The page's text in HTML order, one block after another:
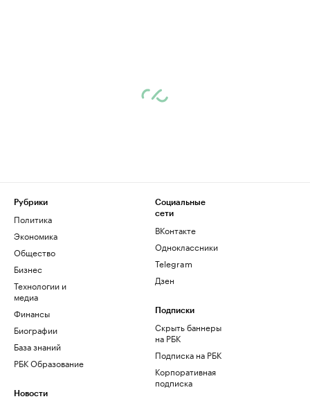
Рубрики
Политика
Экономика
Общество
Бизнес
Технологии и
медиа
Финансы
Биографии
База знаний
РБК Образование
Новости
Социальные
сети
ВКонтакте
Одноклассники
Telegram
Дзен
Подписки
Скрыть баннеры
на РБК
Подписка на РБК
Корпоративная
подписка